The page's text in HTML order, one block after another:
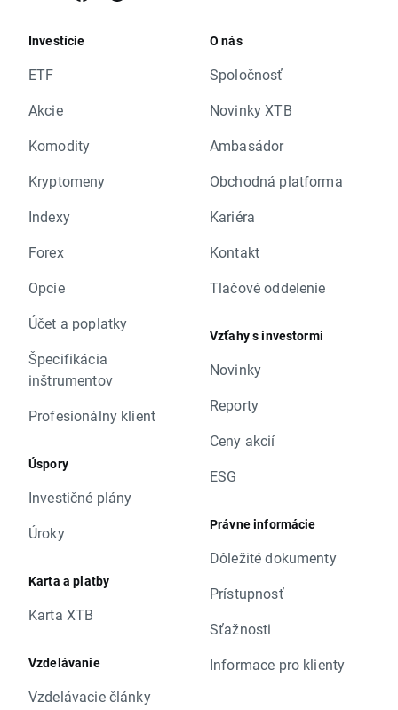
Investície
ETF
Akcie
Komodity
Kryptomeny
Indexy
Forex
Opcie
Účet a poplatky
Špecifikácia
inštrumentov
Profesionálny klient
Úspory
Investičné plány
Úroky
Karta a platby
Karta XTB
Vzdelávanie
Vzdelávacie články
O nás
Spoločnosť
Novinky XTB
Ambasádor
Obchodná platforma
Kariéra
Kontakt
Tlačové oddelenie
Vzťahy s investormi
Novinky
Reporty
Ceny akcií
ESG
Právne informácie
Dôležité dokumenty
Prístupnosť
Sťažnosti
Informace pro klienty